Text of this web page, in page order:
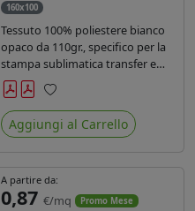
160x100
Tessuto 100% poliestere bianco
opaco da 110gr., specifico per la
stampa sublimatica transfer e
diretta. Ideale per la realizzazione
di stendardi e bandiere, grazie al
passaggio dell'inchiostro su
entrambi i lati. Dotato di
Preferiti
Aggiungi al Carrello
A partire da:
0,87 €/mq Promo Mese